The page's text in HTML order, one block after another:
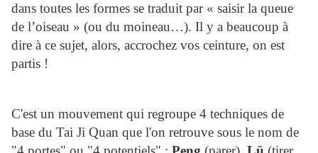
dans toutes les formes se traduit par « saisir la queue
de l’oiseau » (ou du moineau…). Il y a beaucoup à
dire à ce sujet, alors, accrochez vos ceinture, on est
partis !
C'est un mouvement qui regroupe 4 techniques de
base du Tai Ji Quan que l'on retrouve sous le nom de